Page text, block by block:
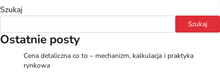
Szukaj
Szukaj
Ostatnie posty
Cena detaliczna co to – mechanizm, kalkulacja i praktyka
rynkowa